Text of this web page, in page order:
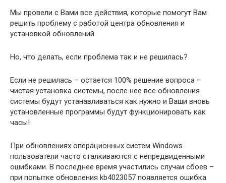
Мы провели с Вами все действия, которые помогут Вам
решить проблему с работой центра обновления и
установкой обновлений.
Но, что делать, если проблема так и не решилась?
Если не решилась – остается 100% решение вопроса –
чистая установка системы, после нее все обновления
системы будут устанавливаться как нужно и Ваши вновь
установленные программы будут функционировать как
часы!
При обновлениях операционных систем Windows
пользователи часто сталкиваются с непредвиденными
ошибками. В последнее время участились случаи сбоев –
при попытке обновления kb4023057 появляется ошибка